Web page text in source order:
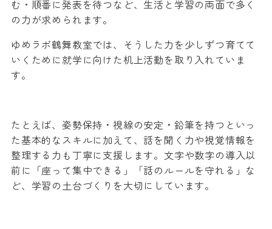
む・順番に発表を待つなど、生活と学習の両面で多く
の力が求められます。
ゆめラボ鶴舞教室では、そうした力を少しずつ育てて
いくために就学に向けた机上活動を取り入れていま
す。
たとえば、姿勢保持・視線の安定・鉛筆を持つといっ
た基本的なスキルに加えて、話を聞く力や視覚情報を
整理する力も丁寧に支援します。文字や数字の導入以
前に「座って集中できる」「話のルールを守れる」な
ど、学習の土台づくりを大切にしています。